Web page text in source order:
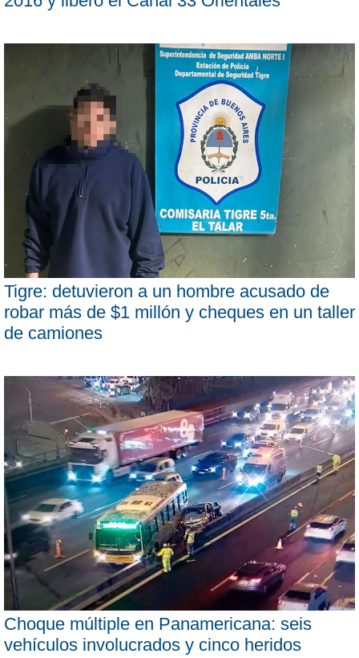
Tigre: detuvieron a un hombre acusado de
robar más de $1 millón y cheques en un taller
de camiones
Choque múltiple en Panamericana: seis
vehículos involucrados y cinco heridos